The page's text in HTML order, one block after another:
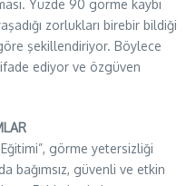
Yüzde 90 görme kaybı
zorlukları birebir bildiği
şekillendiriyor. Böylece
ediyor ve özgüven
görme yetersizliği
bağımsız, güvenli ve etkin